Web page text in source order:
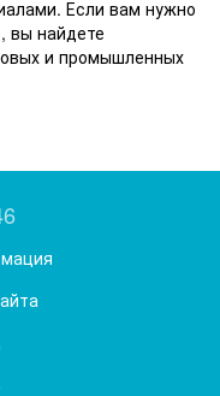
Если вам нужно
, вы найдете
и промышленных